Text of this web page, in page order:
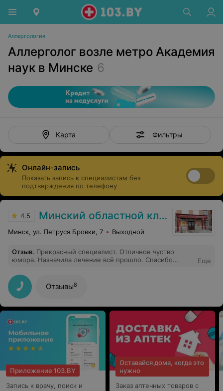
Аллергология
Аллерголог возле метро Академия
наук в Минске 6
Карта Фильтры
Онлайн-запись
Показать запись к специалистам без
подтверждения по телефону
4.5 Минский областной клинический центр дерматовенерологии и косметологии
Минск, ул. Петруся Бровки, 7 Выходной
Отзыв. Прекрасный специалист. Отличное чуство
юмора. Назначила лечение всё прошло. Спасибо
Еще
Отзывы8
Приложение 103.BY
Запись к врачу, поиск и
Оставайся дома, когда это
нужно
Заказ аптечных товаров с